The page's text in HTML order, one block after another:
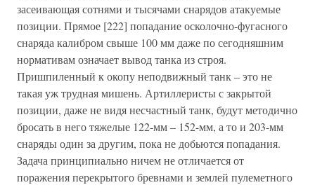
засеивающая сотнями и тысячами снарядов атакуемые
позиции. Прямое [222] попадание осколочно-фугасного
снаряда калибром свыше 100 мм даже по сегодняшним
нормативам означает вывод танка из строя.
Пришпиленный к окопу неподвижный танк – это не
такая уж трудная мишень. Артиллеристы с закрытой
позиции, даже не видя несчастный танк, будут методично
бросать в него тяжелые 122-мм – 152-мм, а то и 203-мм
снаряды один за другим, пока не добьются попадания.
Задача принципиально ничем не отличается от
поражения перекрытого бревнами и землей пулеметного